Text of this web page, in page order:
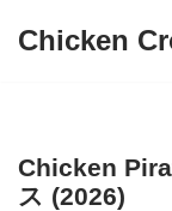
ン
ツ
Chicken
Chicken
ス (2026)